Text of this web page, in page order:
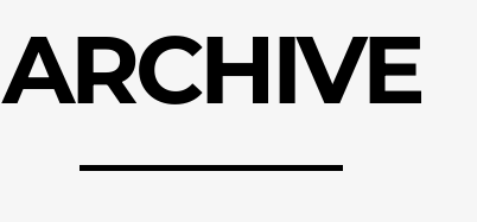
ARCHIVE